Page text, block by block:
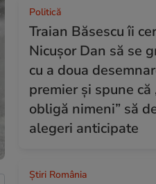
Politică
Traian Băsescu îi
Nicușor Dan să se
cu a doua
premier și spune că
obligă nimeni” să
alegeri anticipate
Știri România